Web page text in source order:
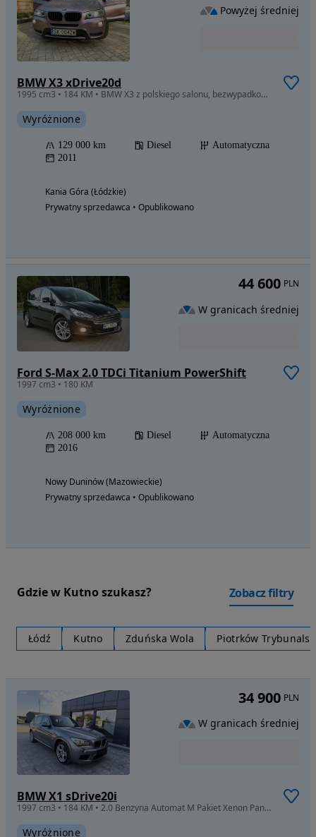
BMW X3 xDrive20d
1995 cm3 • 184 KM • BMW X3 z polskiego salonu, bezwypadkowe, stan bardzo dobry.
Wyróżnione
129 000 km Diesel
Automatyczna
2011
Kania Góra (Łódzkie)
Prywatny sprzedawca • Opublikowano
Powyżej średniej
Ford S-Max 2.0 TDCi Titanium PowerShift
1997 cm3 • 180 KM
Wyróżnione
208 000 km Diesel
Automatyczna
2016
Nowy Duninów (Mazowieckie)
Prywatny sprzedawca • Opublikowano
44 600 PLN
W granicach średniej
Gdzie w Kutno szukasz? Zobacz filtry
Łódź Kutno Zduńska Wola Piotrków
BMW X1 sDrive20i
1997 cm3 • 184 KM • 2.0 Benzyna Automat M Pakiet Xenon Panorama Nawigacja Gwarancja
Wyróżnione
34 900 PLN
W granicach średniej